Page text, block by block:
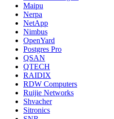
Maipu
Nerpa
NetApp
Nimbus
OpenYard
Postgres Pro
QSAN
QTECH
RAIDIX
RDW Computers
Ruijie Networks
Shvacher
Sitronics